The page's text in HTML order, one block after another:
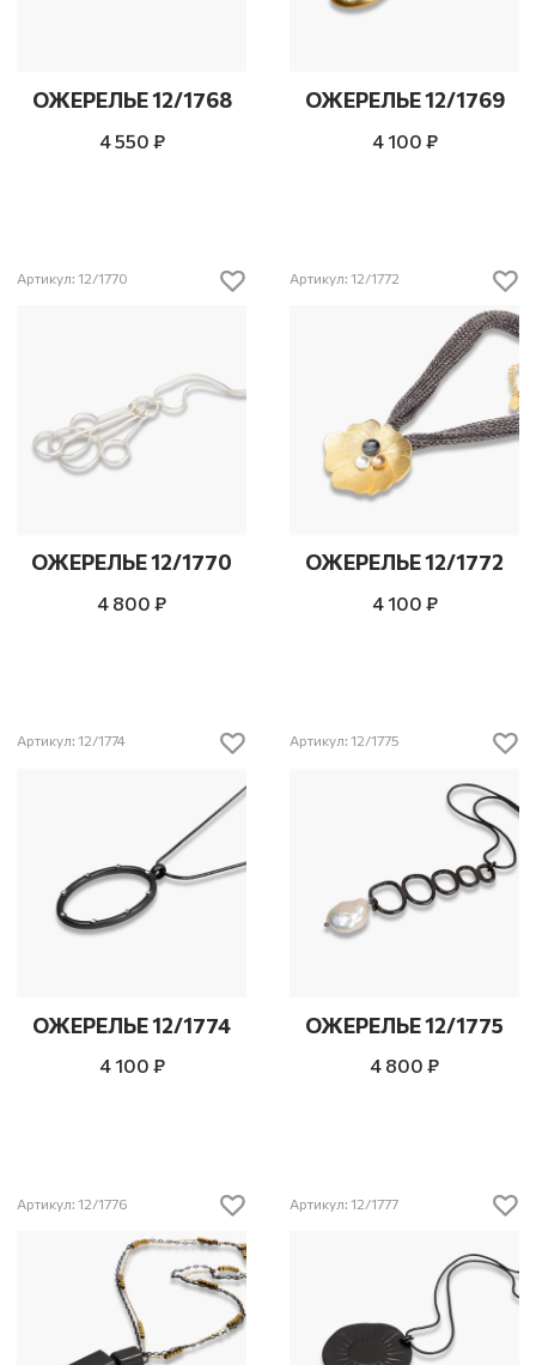
ОЖЕРЕЛЬЕ 12/1768
4 550 ₽
ОЖЕРЕЛЬЕ 12/1769
4 100 ₽
Артикул: 12/1770
ОЖЕРЕЛЬЕ 12/1770
4 800 ₽
Артикул: 12/1772
ОЖЕРЕЛЬЕ 12/1772
4 100 ₽
Артикул: 12/1774
ОЖЕРЕЛЬЕ 12/1774
4 100 ₽
Артикул: 12/1775
ОЖЕРЕЛЬЕ 12/1775
4 800 ₽
Артикул: 12/1776 Артикул: 12/1777